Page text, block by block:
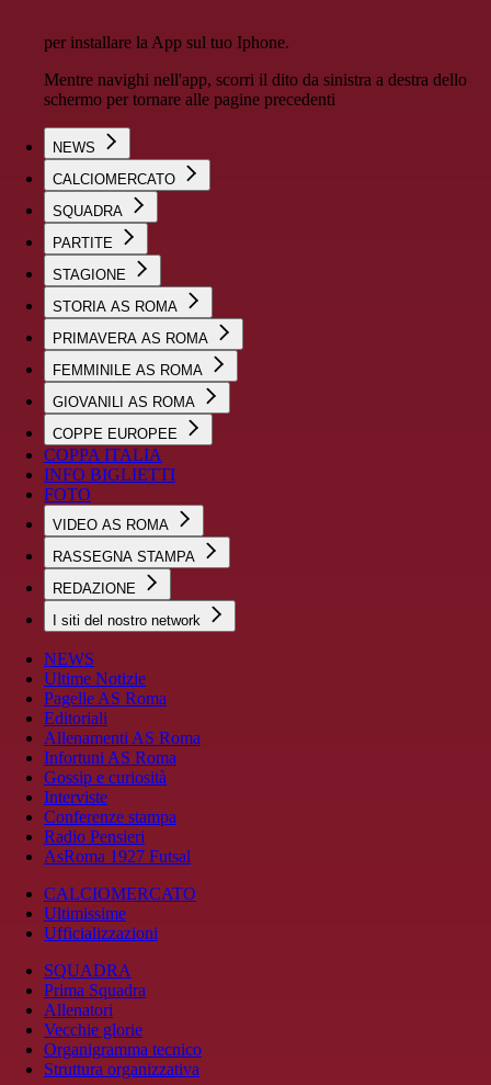
per installare la App sul tuo Iphone.
Mentre navighi nell'app, scorri il dito da sinistra a destra dello
schermo per tornare alle pagine precedenti
NEWS
CALCIOMERCATO
SQUADRA
PARTITE
STAGIONE
STORIA AS ROMA
PRIMAVERA AS ROMA
FEMMINILE AS ROMA
GIOVANILI AS ROMA
COPPE EUROPEE
COPPA ITALIA
INFO BIGLIETTI
FOTO
VIDEO AS ROMA
RASSEGNA STAMPA
REDAZIONE
I siti del nostro network
NEWS
Ultime Notizie
Pagelle AS Roma
Editoriali
Allenamenti AS Roma
Infortuni AS Roma
Gossip e curiosità
Interviste
Conferenze stampa
Radio Pensieri
AsRoma 1927 Futsal
CALCIOMERCATO
Ultimissime
Ufficializzazioni
SQUADRA
Prima Squadra
Allenatori
Vecchie glorie
Organigramma tecnico
Struttura organizzativa